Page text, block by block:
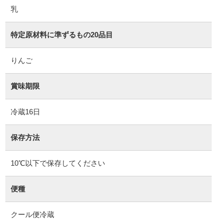
乳
特定原材料に準ずるもの20品目
りんご
賞味期限
冷蔵16日
保存方法
10℃以下で保存してください
便種
クール便冷蔵